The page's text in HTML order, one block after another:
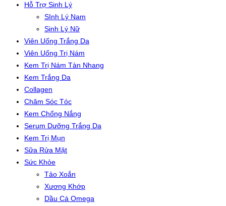
Hỗ Trợ Sinh Lý
SInh Lý Nam
Sinh Lý Nữ
Viên Uống Trắng Da
Viên Uống Trị Nám
Kem Trị Nám Tàn Nhang
Kem Trắng Da
Collagen
Chăm Sóc Tóc
Kem Chống Nắng
Serum Dưỡng Trắng Da
Kem Trị Mụn
Sữa Rửa Mặt
Sức Khỏe
Tảo Xoắn
Xương Khớp
Dầu Cá Omega